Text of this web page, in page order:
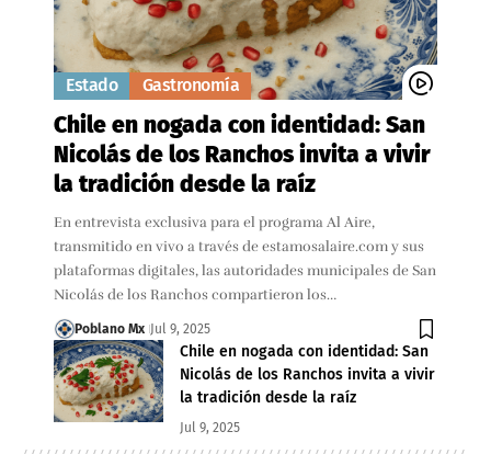
Estado Gastronomía
Chile en nogada con identidad: San
Nicolás de los Ranchos invita a vivir
la tradición desde la raíz
En entrevista exclusiva para el programa Al Aire,
transmitido en vivo a través de estamosalaire.com y sus
plataformas digitales, las autoridades municipales de San
Nicolás de los Ranchos compartieron los…
Poblano Mx Jul 9, 2025
Chile en nogada con identidad: San
Nicolás de los Ranchos invita a vivir
la tradición desde la raíz
Jul 9, 2025